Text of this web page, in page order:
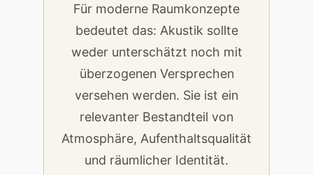
Für moderne Raumkonzepte
bedeutet das: Akustik sollte
weder unterschätzt noch mit
überzogenen Versprechen
versehen werden. Sie ist ein
relevanter Bestandteil von
Atmosphäre, Aufenthaltsqualität
und räumlicher Identität.